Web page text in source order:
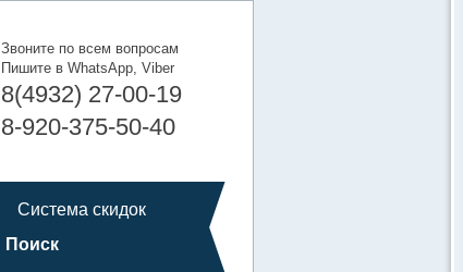
Звоните по всем вопросам
Пишите в WhatsApp, Viber
8(4932) 27-00-19
8-920-375-50-40
Система скидок
Поиск